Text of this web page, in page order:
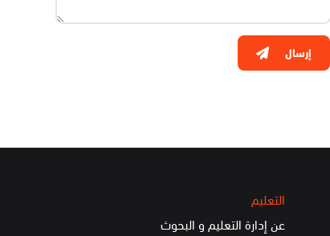
إرسال
التعليم
عن إدارة التعليم و البحوث